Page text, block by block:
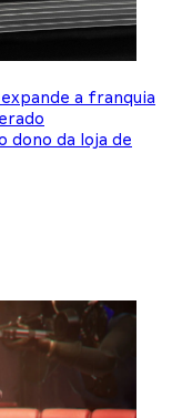
a franquia
dono da loja de